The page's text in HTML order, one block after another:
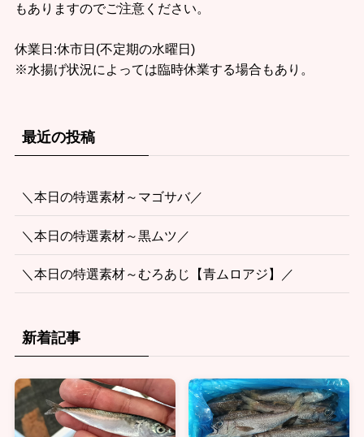
もありますのでご注意ください。
休業日:休市日(不定期の水曜日)
※水揚げ状況によっては臨時休業する場合もあり。
最近の投稿
＼本日の特選素材～マゴサバ／
＼本日の特選素材～黒ムツ／
＼本日の特選素材～むろあじ【青ムロアジ】／
新着記事